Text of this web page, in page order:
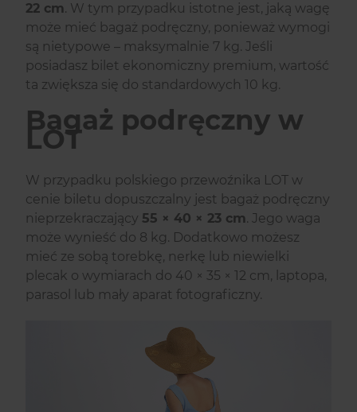
22 cm. W tym przypadku istotne jest, jaką wagę
może mieć bagaż podręczny, ponieważ wymogi
są nietypowe – maksymalnie 7 kg. Jeśli
posiadasz bilet ekonomiczny premium, wartość
ta zwiększa się do standardowych 10 kg.
Bagaż podręczny w
LOT
W przypadku polskiego przewoźnika LOT w
cenie biletu dopuszczalny jest bagaż podręczny
nieprzekraczający 55 × 40 × 23 cm. Jego waga
może wynieść do 8 kg. Dodatkowo możesz
mieć ze sobą torebkę, nerkę lub niewielki
plecak o wymiarach do 40 × 35 × 12 cm, laptopa,
parasol lub mały aparat fotograficzny.